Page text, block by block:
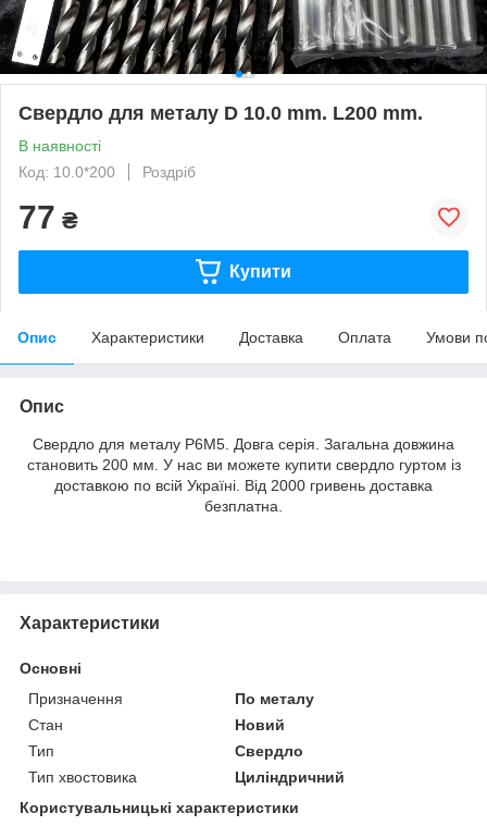
Свердло для металу D 10.0 mm. L200 mm.
В наявності
Код: 10.0*200
Роздріб
77 ₴
Купити
Опис Характеристики Доставка Оплата Умови
Опис
Свердло для металу Р6М5. Довга серія. Загальна довжина
становить 200 мм. У нас ви можете купити свердло гуртом із
доставкою по всій Україні. Від 2000 гривень доставка
безплатна.
Характеристики
Основні
Призначення
По металу
Стан
Новий
Тип
Свердло
Тип хвостовика
Циліндричний
Користувальницькі характеристики